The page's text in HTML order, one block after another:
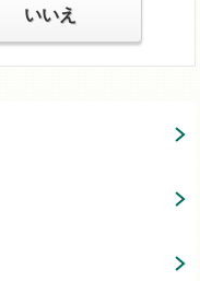
いいえ